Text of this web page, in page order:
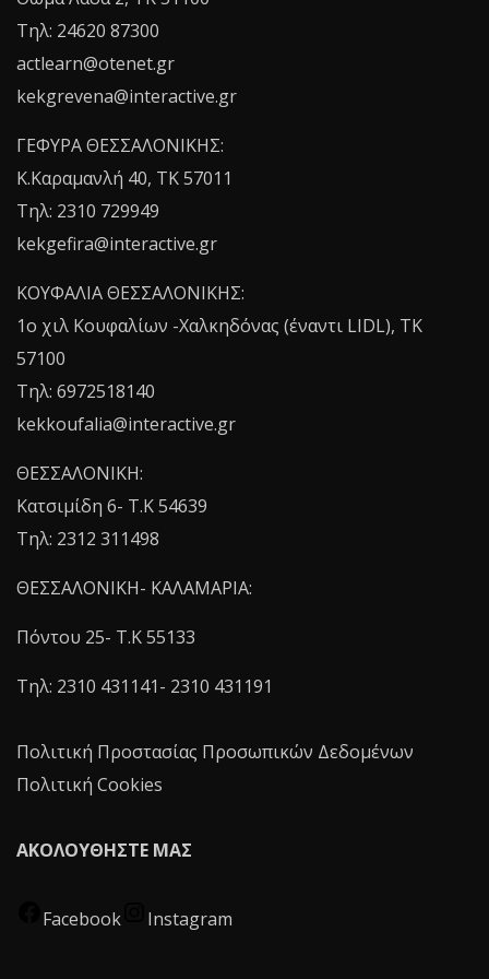
Τηλ: 24620 87300
actlearn@otenet.gr
kekgrevena@interactive.gr
ΓΕΦΥΡΑ ΘΕΣΣΑΛΟΝΙΚΗΣ:
Κ.Καραμανλή 40, ΤΚ 57011
Τηλ: 2310 729949
kekgefira@interactive.gr
ΚΟΥΦΑΛΙΑ ΘΕΣΣΑΛΟΝΙΚΗΣ:
1o χιλ Κουφαλίων -Χαλκηδόνας (έναντι LIDL), TK
57100
Τηλ: 6972518140
kekkoufalia@interactive.gr
ΘΕΣΣΑΛΟΝΙΚΗ:
Κατσιμίδη 6- T.K 54639
Τηλ: 2312 311498
ΘΕΣΣΑΛΟΝΙΚΗ- ΚΑΛΑΜΑΡΙΑ:
Πόντου 25- Τ.Κ 55133
Τηλ: 2310 431141- 2310 431191
Πολιτική Προστασίας Προσωπικών Δεδομένων
Πολιτική Cookies
ΑΚΟΛΟΥΘΗΣΤΕ ΜΑΣ
Facebook Instagram